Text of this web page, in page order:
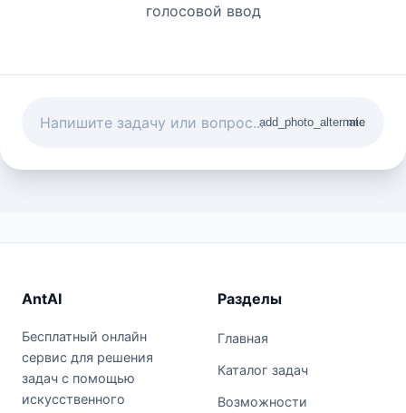
голосовой ввод
add_photo_alternate
mic
AntAI
Бесплатный онлайн
сервис для решения
задач с помощью
искусственного
Разделы
Главная
Каталог задач
Возможности